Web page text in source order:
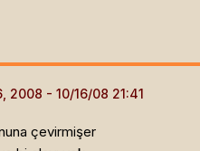
2008
çevirmişer